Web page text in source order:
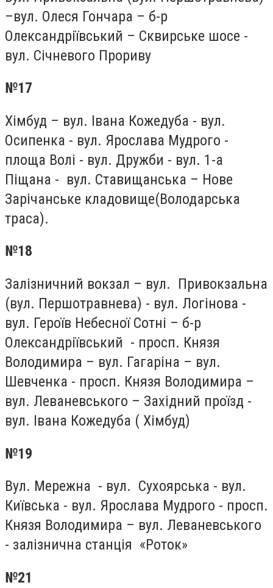
–вул. Олеся Гончара – б-р
Олександріївський – Сквирське шосе -
вул. Січневого Прориву
№17
Хімбуд – вул. Івана Кожедуба - вул.
Осипенка - вул. Ярослава Мудрого -
площа Волі - вул. Дружби - вул. 1-а
Піщана - вул. Ставищанська – Нове
Зарічанське кладовище(Володарська
траса).
№18
Залізничний вокзал – вул. Привокзальна
(вул. Першотравнева) - вул. Логінова -
вул. Героїв Небесної Сотні – б-р
Олександріївський - просп. Князя
Володимира – вул. Гагаріна – вул.
Шевченка - просп. Князя Володимира –
вул. Леваневського – Західний проїзд -
вул. Івана Кожедуба ( Хімбуд)
№19
Вул. Мережна - вул. Сухоярська - вул.
Київська - вул. Ярослава Мудрого - просп.
Князя Володимира – вул. Леваневського
- залізнична станція «Роток»
№21